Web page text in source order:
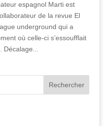
espagnol Marti est
de la revue El
underground qui a
où celle-ci s’essoufflait